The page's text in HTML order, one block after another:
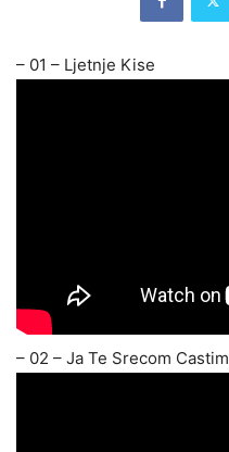
– 01 – Ljetnje Kise
– 02 – Ja Te Srecom Castim